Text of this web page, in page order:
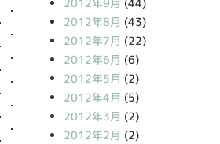
2012年8月 (43)
2012年7月 (22)
2012年6月 (6)
2012年5月 (2)
2012年4月 (5)
2012年3月 (2)
2012年2月 (2)